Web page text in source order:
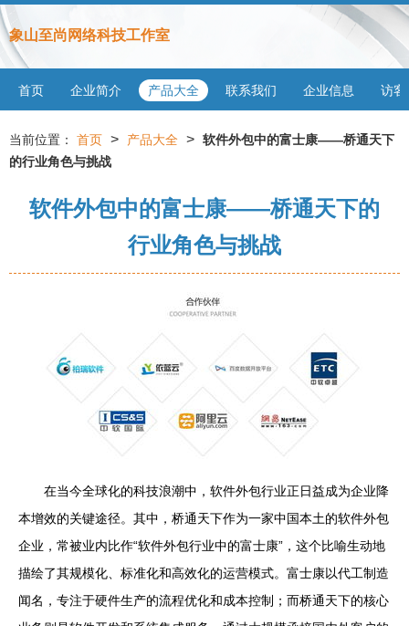
象山至尚网络科技工作室
首页 企业简介 产品大全 联系我们 企业信息 访客
当前位置： 首页 > 产品大全 > 软件外包中的富士康——桥通天下
的行业角色与挑战
软件外包中的富士康——桥通天下的
行业角色与挑战
在当今全球化的科技浪潮中，软件外包行业正日益成为企业降
本增效的关键途径。其中，桥通天下作为一家中国本土的软件外包
企业，常被业内比作“软件外包行业中的富士康”，这个比喻生动地
描绘了其规模化、标准化和高效化的运营模式。富士康以代工制造
闻名，专注于硬件生产的流程优化和成本控制；而桥通天下的核心